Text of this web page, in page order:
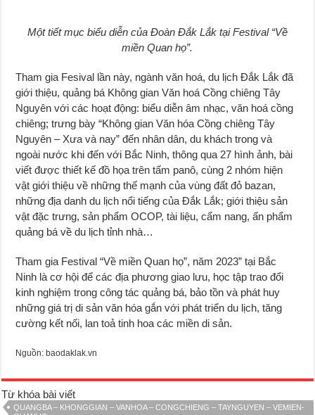
Một tiết mục biểu diễn của Đoàn Đắk Lắk tại Festival “Về
miền Quan họ”.
Tham gia Fesival lần này, ngành văn hoá, du lịch Đắk Lắk đã
giới thiệu, quảng bá Không gian Văn hoá Cồng chiêng Tây
Nguyên với các hoạt động: biểu diễn âm nhạc, văn hoá cồng
chiêng; trưng bày “Không gian Văn hóa Cồng chiêng Tây
Nguyên – Xưa và nay” đến nhân dân, du khách trong và
ngoài nước khi đến với Bắc Ninh, thông qua 27 hình ảnh, bài
viết được thiết kế đồ họa trên tấm panô, cùng 2 nhóm hiện
vật giới thiệu về những thế mạnh của vùng đất đỏ bazan,
những địa danh du lịch nổi tiếng của Đắk Lắk; giới thiệu sản
vật đặc trưng, sản phẩm OCOP, tài liệu, cẩm nang, ấn phẩm
quảng bá về du lịch tỉnh nhà…
Tham gia Festival “Về miền Quan họ”, năm 2023” tại Bắc
Ninh là cơ hội để các địa phương giao lưu, học tập trao đổi
kinh nghiệm trong công tác quảng bá, bảo tồn và phát huy
những giá trị di sản văn hóa gắn với phát triển du lịch, tăng
cường kết nối, lan toả tinh hoa các miền di sản.
Nguồn: baodaklak.vn
Từ khóa bài viết
QUANGBA – KHONGGIAN – VANHOA – CONGCHIENG – TAYNGUYEN – VEMIEN-